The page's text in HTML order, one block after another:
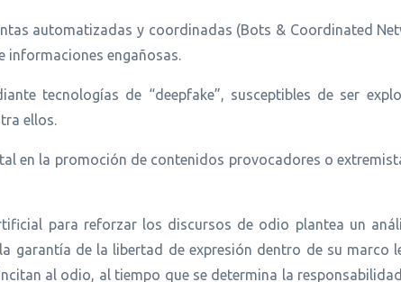
automatizadas y coordinadas (Bots & Coordinated
informaciones engañosas.
tecnologías de “deepfake”, susceptibles de ser
ellos.
en la promoción de contenidos provocadores o
para reforzar los discursos de odio plantea un
garantía de la libertad de expresión dentro de su marco
al odio, al tiempo que se determina la